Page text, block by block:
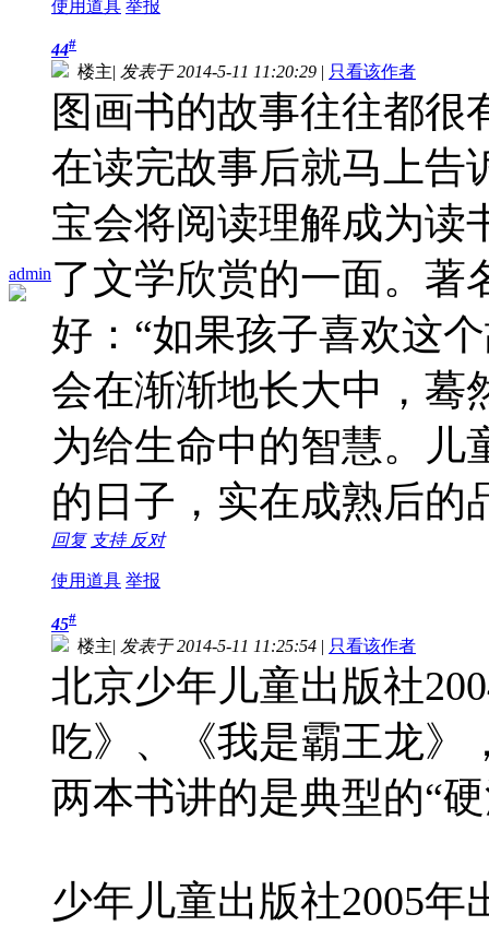
使用道具 举报
admin
44#
楼主| 发表于 2014-5-11 11:20:29 | 只看该作者
图画书的故事往往都很
在读完故事后就马上告
宝会将阅读理解成为读
了文学欣赏的一面。著
好：“如果孩子喜欢这
会在渐渐地长大中，蓦
为给生命中的智慧。儿
的日子，实在成熟后的
回复 支持 反对
使用道具 举报
45#
楼主| 发表于 2014-5-11 11:25:54 | 只看该作者
北京少年儿童出版社
吃》、《我是霸王龙》
两本书讲的是典型的“
少年儿童出版社2005